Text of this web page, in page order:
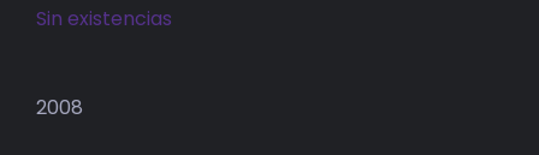
Sin existencias
2008